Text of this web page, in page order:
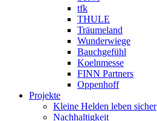
tfk
THULE
Träumeland
Wunderwiege
Bauchgefühl
Koelnmesse
FINN Partners
Oppenhoff
Projekte
Kleine Helden leben sicher
Nachhaltigkeit